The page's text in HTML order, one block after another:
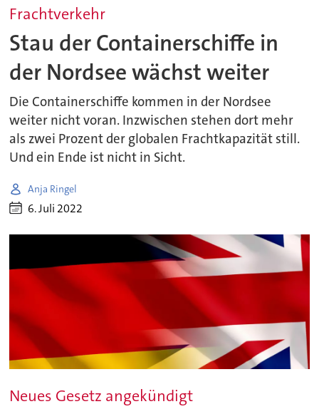
Frachtverkehr
Stau der Containerschiffe in
der Nordsee wächst weiter
Die Containerschiffe kommen in der Nordsee
weiter nicht voran. Inzwischen stehen dort mehr
als zwei Prozent der globalen Frachtkapazität still.
Und ein Ende ist nicht in Sicht.
Anja Ringel
6. Juli 2022
Neues Gesetz angekündigt